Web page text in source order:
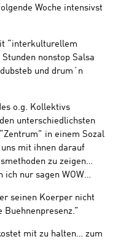
Woche intensivst
“interkulturellem
nonstop Salsa
und drum´n
o.g. Kollektivs
unterschiedlichsten
in einem Sozal
mit ihnen darauf
zu zeigen…
ich nur sagen WOW…
seinen Koerper nicht
mit zu halten… zum